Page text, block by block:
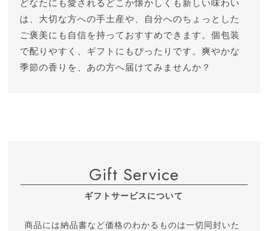
どなたにも愛されるどこか懐かしくも新しい味わい
は、大切な方への手土産や、自分へのちょっとした
ご褒美にも自信を持っておすすめできます。個包装
で配りやすく、ギフトにもぴったりです。爽やかな
季節の香りを、あの方へ届けてみませんか？
Gift Service
ギフトサービスについて
商品には納品書など価格のわかるものは一切同封いた